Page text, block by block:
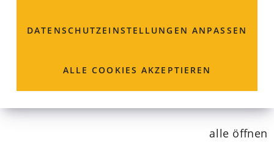
DATENSCHUTZ­EINSTELLUNGEN ANPASSEN
ALLE COOKIES AKZEPTIEREN
Gasturbinen- und
alle öffnen